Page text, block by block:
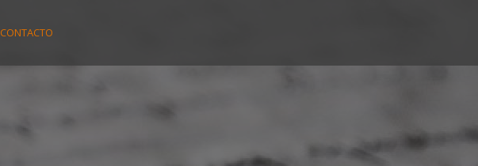
CONTACTO